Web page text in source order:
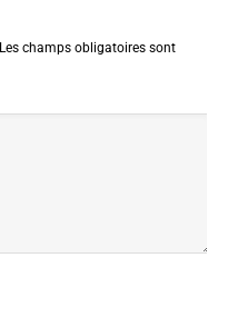
Les champs obligatoires sont